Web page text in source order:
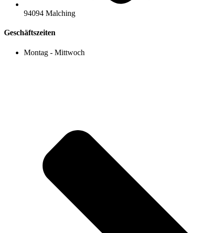
94094 Malching
Geschäftszeiten
Montag - Mittwoch